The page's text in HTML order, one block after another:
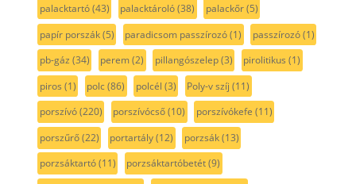
palacktartó(43) palacktároló(38) palackőr(5)
papír porszák(5) paradicsom passzírozó(1) passzírozó(1)
pb-gáz (34) perem(2) pillangószelep(3) pirolitikus (1)
piros (1) polc(86) polcél (3) Poly-v szíj (11)
porszívó(220) porszívócső(10) porszívókefe (11)
porszűrő(22) portartály(12) porzsák(13)
porzsáktartó(11) porzsáktartóbetét(9)